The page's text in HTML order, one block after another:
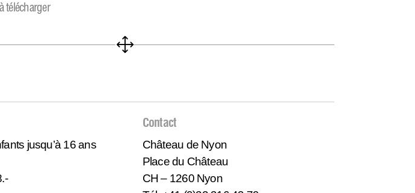
télécharger
1
jusqu’à 16 ans
Contact
Château de Nyon
Place du Château
CH – 1260 Nyon